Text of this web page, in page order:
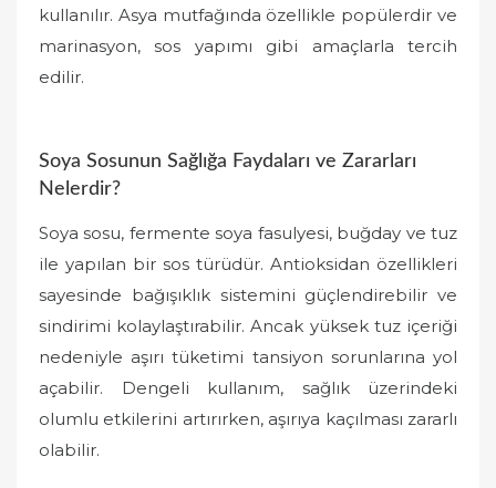
kullanılır. Asya mutfağında özellikle popülerdir ve
marinasyon, sos yapımı gibi amaçlarla tercih
edilir.
Soya Sosunun Sağlığa Faydaları ve Zararları
Nelerdir?
Soya sosu, fermente soya fasulyesi, buğday ve tuz
ile yapılan bir sos türüdür. Antioksidan özellikleri
sayesinde bağışıklık sistemini güçlendirebilir ve
sindirimi kolaylaştırabilir. Ancak yüksek tuz içeriği
nedeniyle aşırı tüketimi tansiyon sorunlarına yol
açabilir. Dengeli kullanım, sağlık üzerindeki
olumlu etkilerini artırırken, aşırıya kaçılması zararlı
olabilir.